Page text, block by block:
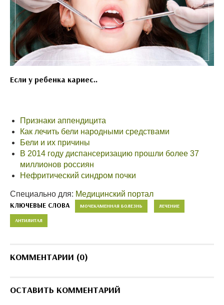
Если у ребенка кариес..
Признаки аппендицита
Как лечить бели народными средствами
Бели и их причины
В 2014 году диспансеризацию прошли более 37
миллионов россиян
Нефритический синдром почки
Специально для: Медицинский портал
КЛЮЧЕВЫЕ СЛОВА МОЧЕКАМЕННАЯ БОЛЕЗНЬ ЛЕЧЕНИЕ
АНТИЛИТАЛ
КОММЕНТАРИИ (0)
ОСТАВИТЬ КОММЕНТАРИЙ